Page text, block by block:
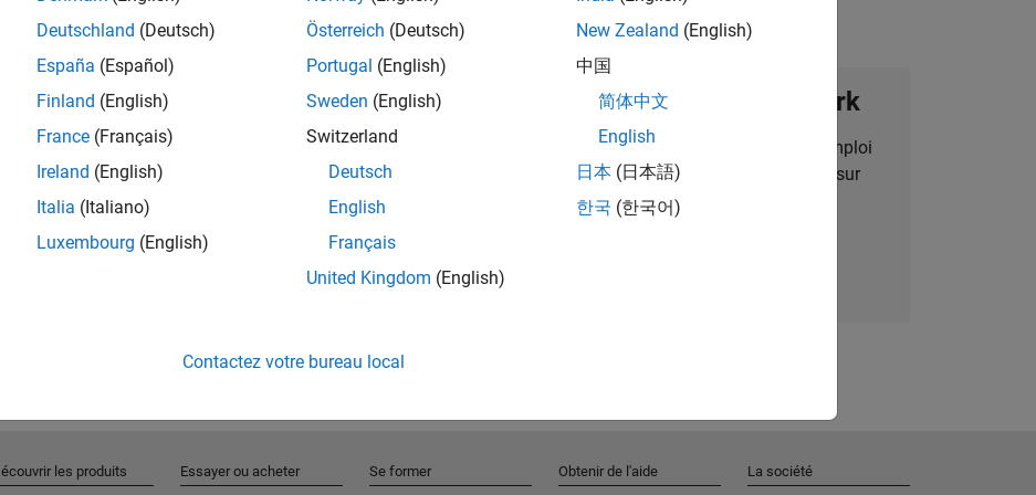
Rejoignez notre Talent Network
Recevez des alertes pour des opportunités d'emploi
personnalisées, des articles et des actualités sur
l'entreprise.
Deutschland (Deutsch)
España (Español)
Finland (English)
France (Français)
Ireland (English)
Italia (Italiano)
Luxembourg (English)
Österreich (Deutsch)
Portugal (English)
Sweden (English)
Switzerland
Deutsch
English
Français
United Kingdom (English)
New Zealand (English)
中国
简体中文
English
日本 (日本語)
한국 (한국어)
Contactez votre bureau local
les produits Essayer ou acheter Se former Obtenir de l'aide La société